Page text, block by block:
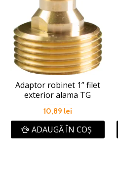
Adaptor robinet 1” filet
exterior alama TG
10,89 lei
ADAUGĂ ÎN COŞ